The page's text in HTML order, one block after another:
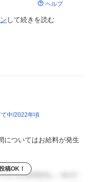
ヘルプ
して続きを読む
中 2022年頃
についてはお給料が発生
稿OK！